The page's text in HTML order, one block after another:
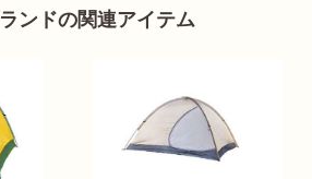
ンドの関連アイテム